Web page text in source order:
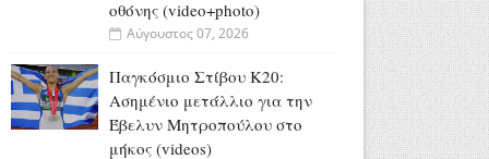
οθόνης (video+photo)
Αύγουστος 07, 2026
Παγκόσμιο Στίβου Κ20:
Ασημένιο μετάλλιο για την
Έβελυν Μητροπούλου στο
μήκος (videos)